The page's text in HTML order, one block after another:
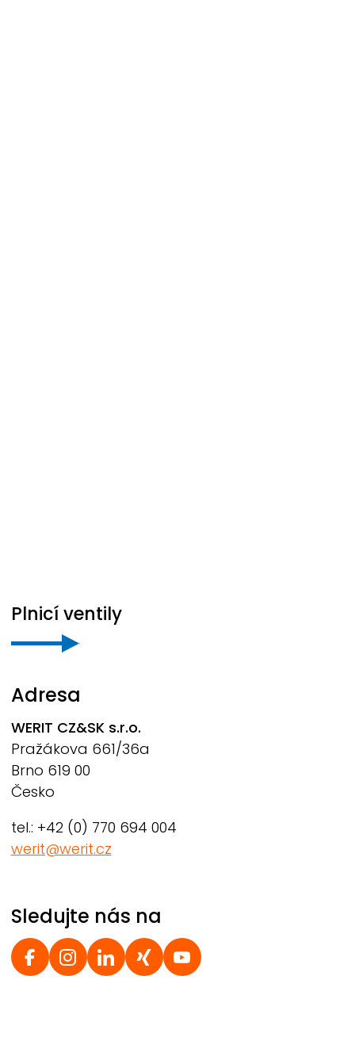
Plnicí ventily
Adresa
WERIT CZ&SK s.r.o.
Pražákova 661/36a
Brno 619 00
Česko
tel.: +42 (0) 770 694 004
werit@werit.cz
Sledujte nás na
Social Footer